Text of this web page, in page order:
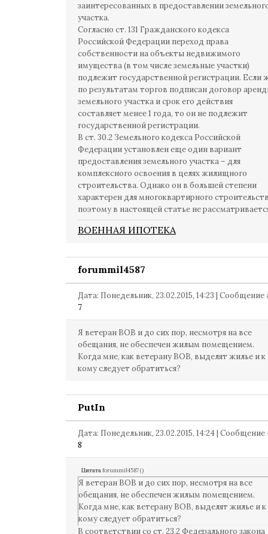
заинтересованных в предоставлении
участка.
Согласно ст. 131 Гражданского кодекса
Российской Федерации переход права
собственности на объекты недвижимого
имущества (в том числе земельные участки)
подлежит государственной регистрации. Если
по результатам торгов подписан договор
земельного участка и срок его действия
составляет менее 1 года, то он не подлежит
государственной регистрации.
В ст. 30.2 Земельного кодекса Российской
Федерации установлен еще один вариант
предоставления земельного участка – для
комплексного освоения в целях жилищного
строительства. Однако он в большей степени
характерен для многоквартирного
поэтому в настоящей статье не
ВОЕННАЯ ИПОТЕКА
forummil4587
Дата: Понедельник, 23.02.2015, 14:23 | Сообщение
7
Я ветеран ВОВ и до сих пор, несмотря на все
обещания, не обеспечен жилым помещением.
Когда мне, как ветерану ВОВ, выделят жилье и к
кому следует обратиться?
PutIn
Дата: Понедельник, 23.02.2015, 14:24 |
8
Цитатаforummil4587()
Я ветеран ВОВ и до сих пор, несмотря на все
обещания, не обеспечен жилым помещением.
Когда мне, как ветерану ВОВ, выделят жилье и к
кому следует обратиться?
В соответствии со ст. 23.2 Федерального закона